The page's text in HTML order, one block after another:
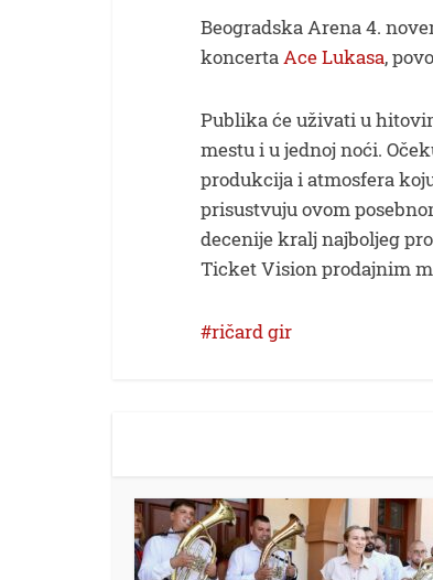
Beogradska Arena 4.
koncertaAce Lukasa,
Publika će uživati u
mestu i u jednoj noći.
produkcija i atmosfera
prisustvuju ovom
decenije kralj najboljeg
Ticket Vision prodajnim
ričard gir